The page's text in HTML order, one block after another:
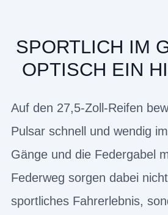
SPORTLICH IM
OPTISCH EIN
Auf den 27,5-Zoll-Reifen
Pulsar schnell und wendig
Gänge und die Federgabel
Federweg sorgen dabei
sportliches Fahrerlebnis,